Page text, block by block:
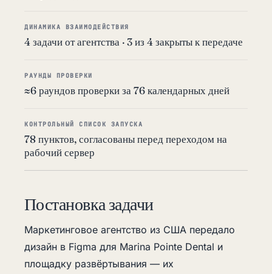
ДИНАМИКА ВЗАИМОДЕЙСТВИЯ
4 задачи от агентства · 3 из 4 закрыты к передаче
РАУНДЫ ПРОВЕРКИ
≈6 раундов проверки за 76 календарных дней
КОНТРОЛЬНЫЙ СПИСОК ЗАПУСКА
78 пунктов, согласованы перед переходом на
рабочий сервер
Постановка задачи
Маркетинговое агентство из США передало
дизайн в Figma для Marina Pointe Dental и
площадку развёртывания — их